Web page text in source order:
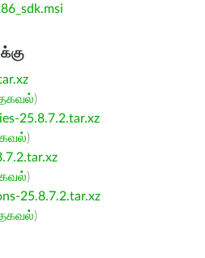
)
25.8.7.2.tar.xz
)
)
25.8.7.2.tar.xz
)